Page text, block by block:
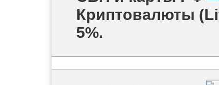
Криптовалюты
5%.